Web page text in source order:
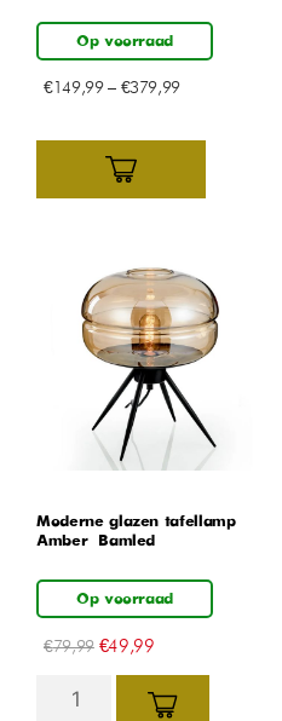
Op voorraad
€149,99– €379,99
Moderne glazen tafellamp –
Amber – Bamled
Op voorraad
€79,99 €49,99